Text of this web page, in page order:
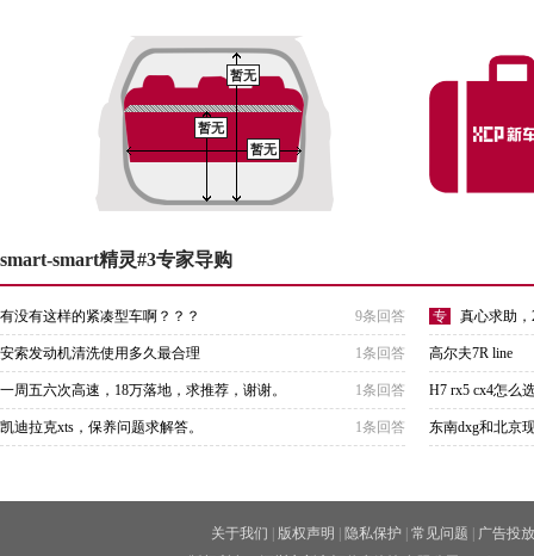
暂无
暂无
暂无
smart-smart精灵#3专家导购
9条回答
有没有这样的紧凑型车啊？？？ 专 真心求助
1条回答
安索发动机清洗使用多久最合理 高尔夫7R line
1条回答
一周五六次高速，18万落地，求推荐，谢谢。 H7 rx5 cx4怎么
1条回答
凯迪拉克xts，保养问题求解答。 东南dxg和北京
关于我们 版权声明 隐私保护 常见问题
广告投放